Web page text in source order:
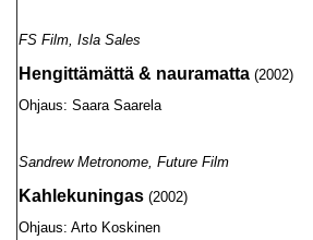
FS Film, Isla Sales
Hengittämättä & nauramatta (2002)
Ohjaus: Saara Saarela
Sandrew Metronome, Future Film
Kahlekuningas (2002)
Ohjaus: Arto Koskinen